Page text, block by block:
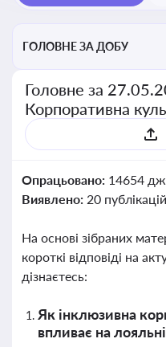
ГОЛОВНЕ ЗА ДОБУ
Головне за
Корпоративна
Опрацьовано: 14654
Виявлено: 20
На основі зібраних
короткі відповіді на
дізнаєтесь:
Як інклюзивна
впливає на